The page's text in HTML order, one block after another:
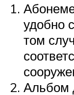
удобно
том
Альбом